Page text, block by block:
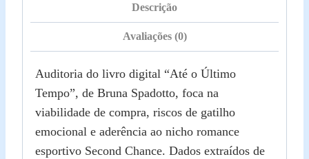
Descrição
Avaliações (0)
Auditoria do livro digital “Até o Último
Tempo”, de Bruna Spadotto, foca na
viabilidade de compra, riscos de gatilho
emocional e aderência ao nicho romance
esportivo Second Chance. Dados extraídos de